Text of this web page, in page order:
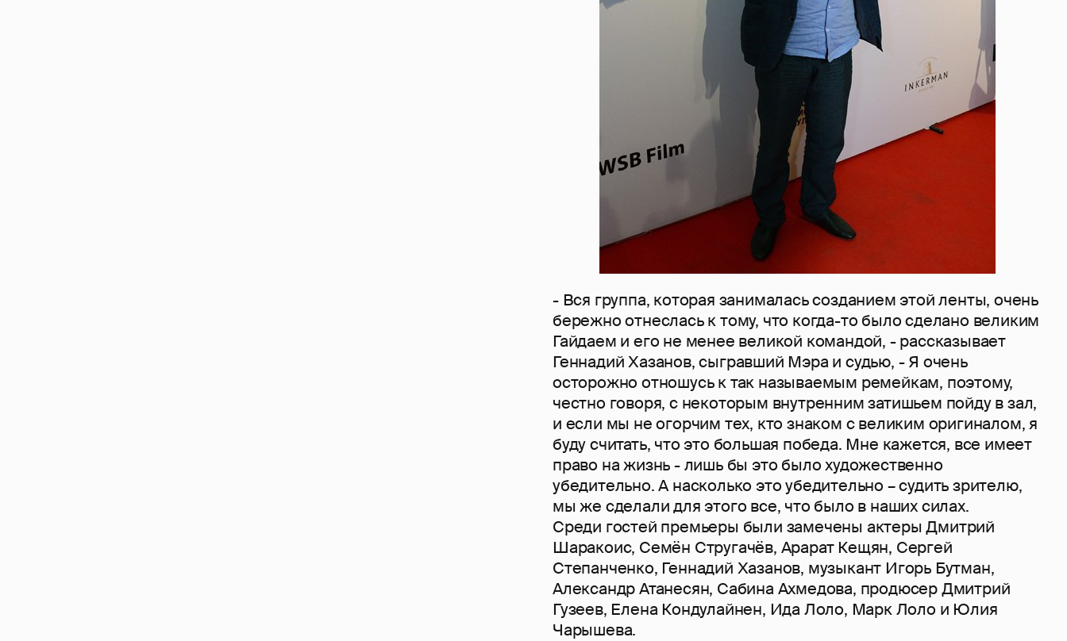
- Вся группа, которая занималась созданием этой ленты, очень
бережно отнеслась к тому, что когда-то было сделано великим
Гайдаем и его не менее великой командой, - рассказывает
Геннадий Хазанов, сыгравший Мэра и судью, - Я очень
осторожно отношусь к так называемым ремейкам, поэтому,
честно говоря, с некоторым внутренним затишьем пойду в зал,
и если мы не огорчим тех, кто знаком с великим оригиналом, я
буду считать, что это большая победа. Мне кажется, все имеет
право на жизнь - лишь бы это было художественно
убедительно. А насколько это убедительно – судить зрителю,
мы же сделали для этого все, что было в наших силах.
Среди гостей премьеры были замечены актеры Дмитрий
Шаракоис, Семён Стругачёв, Арарат Кещян, Сергей
Степанченко, Геннадий Хазанов, музыкант Игорь Бутман,
Александр Атанесян, Сабина Ахмедова, продюсер Дмитрий
Гузеев, Елена Кондулайнен, Ида Лоло, Марк Лоло и Юлия
Чарышева.